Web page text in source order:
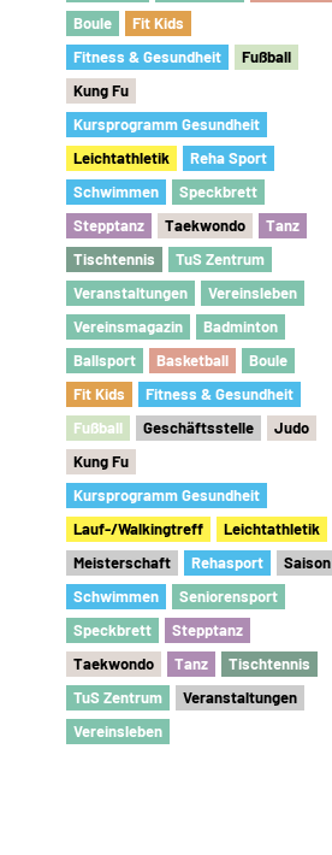
Boule
Fit Kids
Fitness & Gesundheit
Fußball
Kung Fu
Kursprogramm Gesundheit
Leichtathletik
Reha Sport
Schwimmen
Speckbrett
Stepptanz
Taekwondo
Tanz
Tischtennis
TuS Zentrum
Veranstaltungen
Vereinsleben
Vereinsmagazin
Badminton
Ballsport
Basketball
Boule
Fit Kids
Fitness & Gesundheit
Fußball Geschäftsstelle
Judo
Kung Fu
Kursprogramm Gesundheit
Lauf-/Walkingtreff
Leichtathletik
Meisterschaft
Rehasport
Saison
Schwimmen
Seniorensport
Speckbrett
Stepptanz
Taekwondo
Tanz
Tischtennis
TuS Zentrum
Veranstaltungen
Vereinsleben